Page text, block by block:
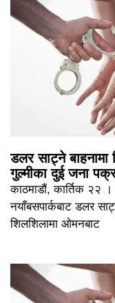
डलर साट्ने बाहनामा
गुल्मीका दुई जना
काठमाडौं, कार्तिक २२ ।
नयाँबसपार्कबाट डलर
शिलशिलामा ओमनबाट